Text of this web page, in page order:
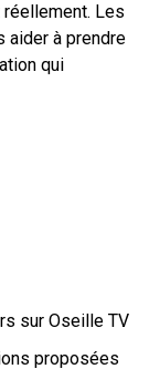
Les
aider à prendre
qui
sur Oseille TV
proposées